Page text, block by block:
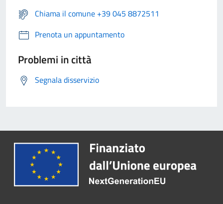
Chiama il comune +39 045 8872511
Prenota un appuntamento
Problemi in città
Segnala disservizio